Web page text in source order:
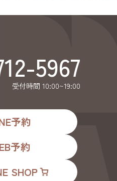
5967
受付時間 10:00~19:00
予約
予約
SHOP